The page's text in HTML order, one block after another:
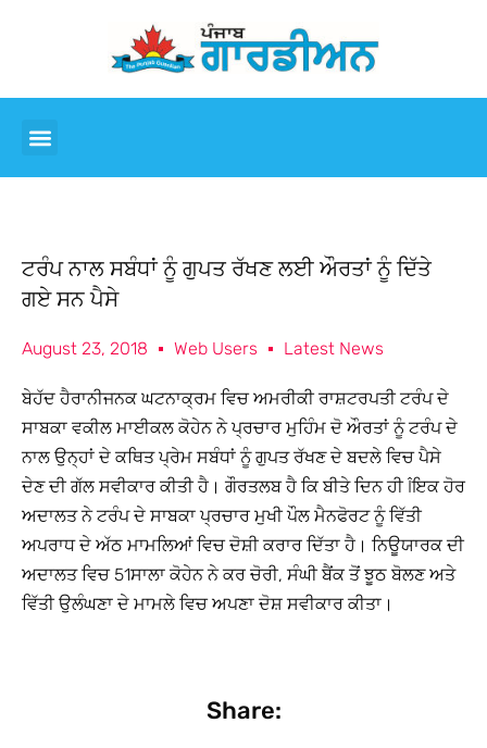
ਟਰੰਪ ਨਾਲ ਸਬੰਧਾਂ ਨੂੰ ਗੁਪਤ ਰੱਖਣ ਲਈ ਔਰਤਾਂ ਨੂੰ ਦਿੱਤੇ
ਗਏ ਸਨ ਪੈਸੇ
August 23, 2018 Web Users Latest News
ਬੇਹੱਦ ਹੈਰਾਨੀਜਨਕ ਘਟਨਾਕ੍ਰਮ ਵਿਚ ਅਮਰੀਕੀ ਰਾਸ਼ਟਰਪਤੀ ਟਰੰਪ ਦੇ
ਸਾਬਕਾ ਵਕੀਲ ਮਾਈਕਲ ਕੋਹੇਨ ਨੇ ਪ੍ਰਚਾਰ ਮੁਹਿੰਮ ਦੋ ਔਰਤਾਂ ਨੂੰ ਟਰੰਪ ਦੇ
ਨਾਲ ਉਨ੍ਹਾਂ ਦੇ ਕਥਿਤ ਪ੍ਰੇਮ ਸਬੰਧਾਂ ਨੂੰ ਗੁਪਤ ਰੱਖਣ ਦੇ ਬਦਲੇ ਵਿਚ ਪੈਸੇ
ਦੇਣ ਦੀ ਗੱਲ ਸਵੀਕਾਰ ਕੀਤੀ ਹੈ। ਗੌਰਤਲਬ ਹੈ ਕਿ ਬੀਤੇ ਦਿਨ ਹੀ Îਇਕ ਹੋਰ
ਅਦਾਲਤ ਨੇ ਟਰੰਪ ਦੇ ਸਾਬਕਾ ਪ੍ਰਚਾਰ ਮੁਖੀ ਪੌਲ ਮੈਨਫੋਰਟ ਨੂੰ ਵਿੱਤੀ
ਅਪਰਾਧ ਦੇ ਅੱਠ ਮਾਮਲਿਆਂ ਵਿਚ ਦੋਸ਼ੀ ਕਰਾਰ ਦਿੱਤਾ ਹੈ। ਨਿਊਯਾਰਕ ਦੀ
ਅਦਾਲਤ ਵਿਚ 51ਸਾਲਾ ਕੋਹੇਨ ਨੇ ਕਰ ਚੋਰੀ, ਸੰਘੀ ਬੈਂਕ ਤੋਂ ਝੂਠ ਬੋਲਣ ਅਤੇ
ਵਿੱਤੀ ਉਲੰਘਣਾ ਦੇ ਮਾਮਲੇ ਵਿਚ ਅਪਣਾ ਦੋਸ਼ ਸਵੀਕਾਰ ਕੀਤਾ।
Share: